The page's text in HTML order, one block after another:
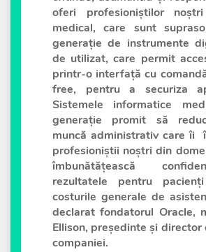
oferi profesioniștilor
medical, care sunt
generație de instrumente
de utilizat, care permit
printr-o interfață cu
free, pentru a securiza
Sistemele informatice
generație promit să
muncă administrativ care îi
profesioniștii noștri din
îmbunătățească
rezultatele pentru
costurile generale de
declarat fondatorul Oracle,
Ellison, președinte și director
companiei.